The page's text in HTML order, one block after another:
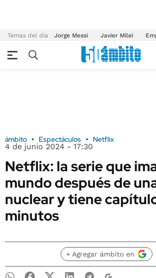
Temas del día Jorge Messi Javier Milei
ámbito Espectáculos Netflix
4 de junio 2024 - 17:30
Netflix: la serie que
mundo después de
nuclear y tiene
minutos
+ Agregar ámbito en